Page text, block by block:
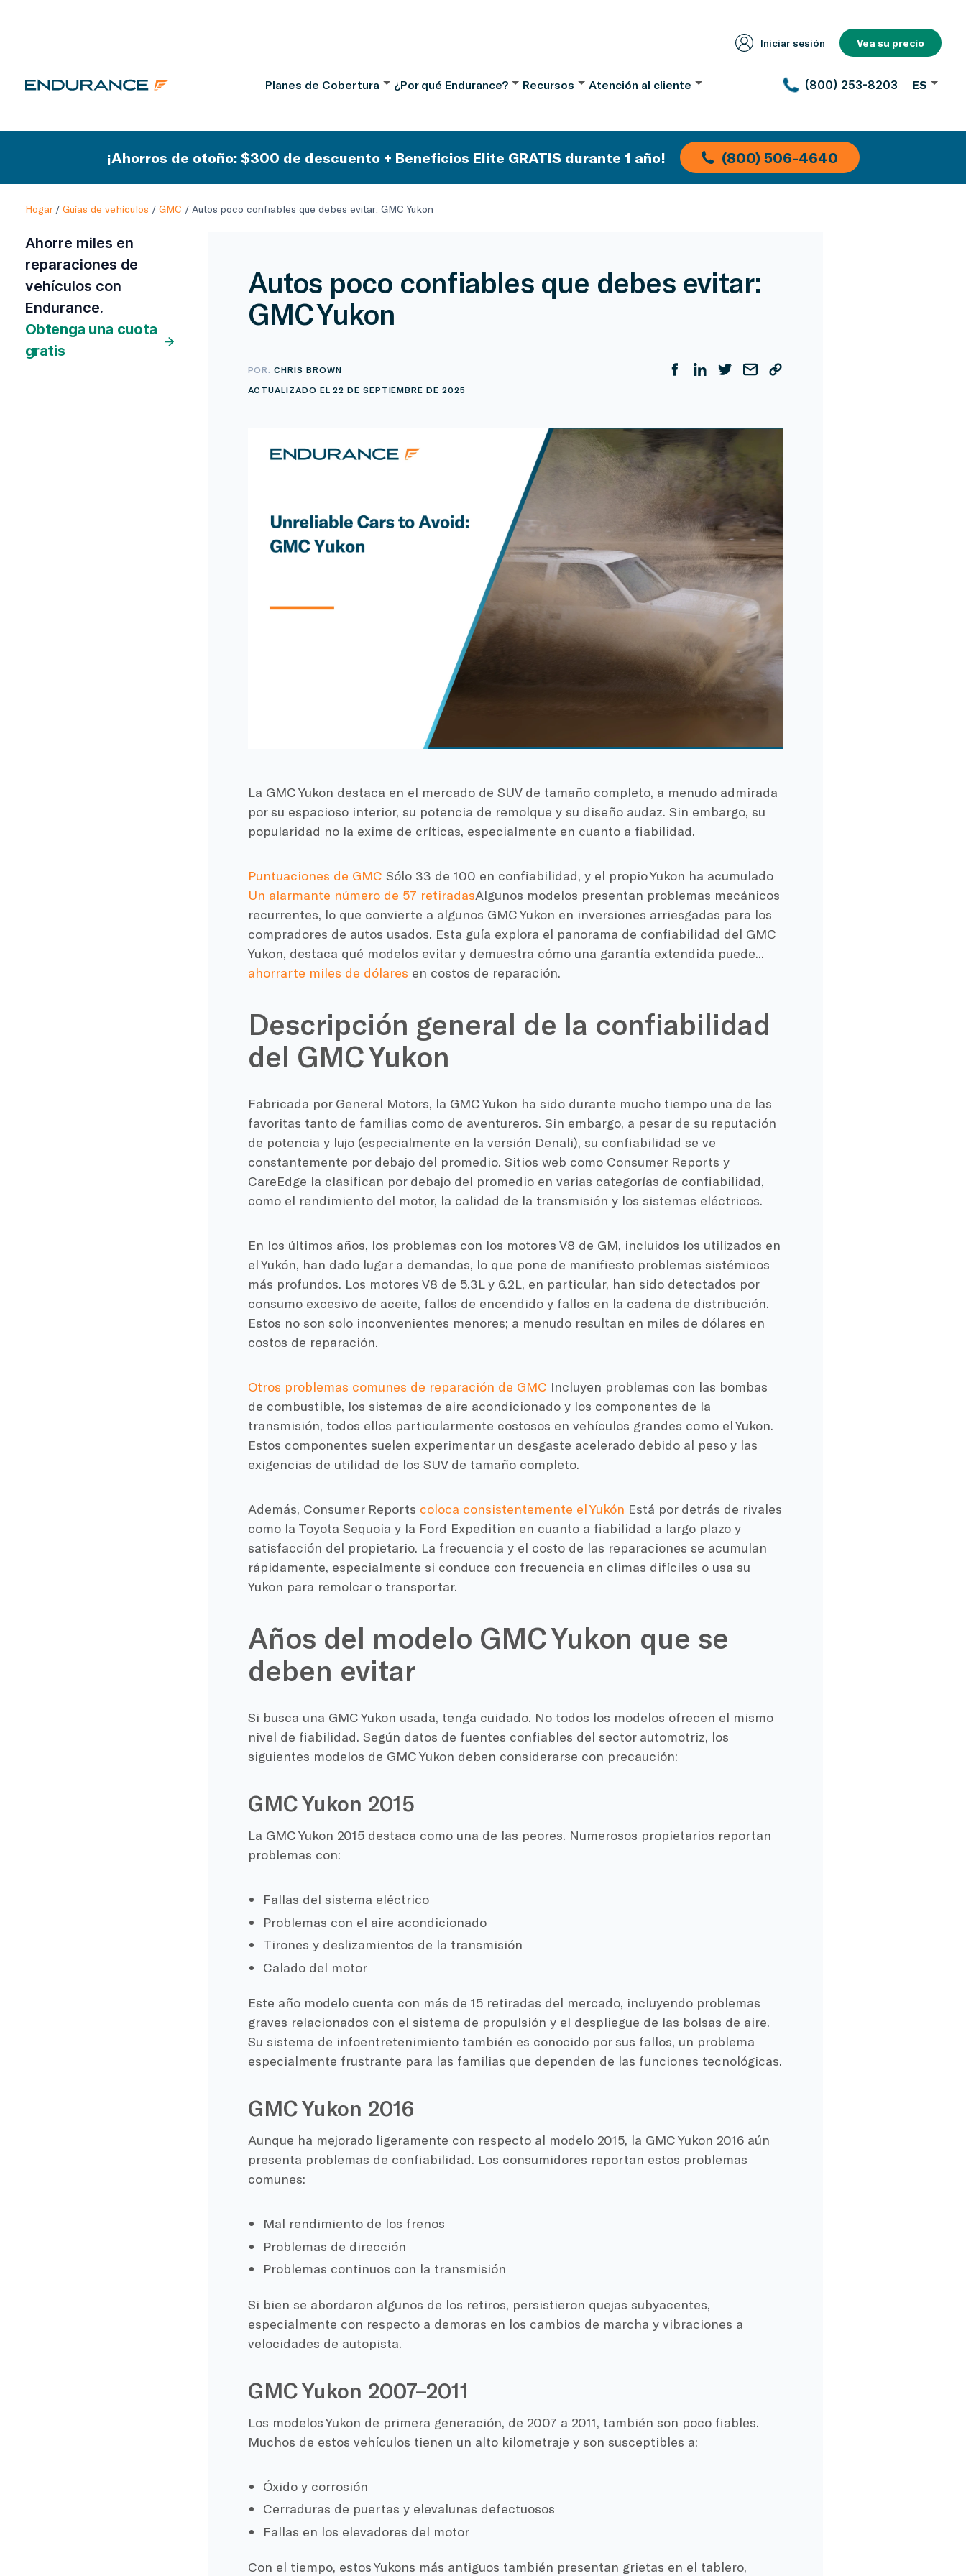
Iniciar sesión Vea su precio
Planes de Cobertura ¿Por qué Endurance? Recursos Atención al cliente (800) 253-8203 ES
¡Ahorros de otoño: $300 de descuento + Beneficios Elite GRATIS durante 1 año! (800) 506-4640
Hogar/ Guías de vehículos / GMC / Autos poco confiables que debes evitar: GMC Yukon
Ahorre miles en
reparaciones de
vehículos con
Endurance.
Obtenga una cuota
gratis
Autos poco confiables que debes evitar:
GMC Yukon
POR:CHRIS BROWN
ACTUALIZADO EL 22 DE SEPTIEMBRE DE 2025
La GMC Yukon destaca en el mercado de SUV de tamaño completo, a menudo admirada
por su espacioso interior, su potencia de remolque y su diseño audaz. Sin embargo, su
popularidad no la exime de críticas, especialmente en cuanto a fiabilidad.
Puntuaciones de GMC Sólo 33 de 100 en confiabilidad, y el propio Yukon ha acumulado
Un alarmante número de 57 retiradasAlgunos modelos presentan problemas mecánicos
recurrentes, lo que convierte a algunos GMC Yukon en inversiones arriesgadas para los
compradores de autos usados. Esta guía explora el panorama de confiabilidad del GMC
Yukon, destaca qué modelos evitar y demuestra cómo una garantía extendida puede...
ahorrarte miles de dólares en costos de reparación.
Descripción general de la confiabilidad
del GMC Yukon
Fabricada por General Motors, la GMC Yukon ha sido durante mucho tiempo una de las
favoritas tanto de familias como de aventureros. Sin embargo, a pesar de su reputación
de potencia y lujo (especialmente en la versión Denali), su confiabilidad se ve
constantemente por debajo del promedio. Sitios web como Consumer Reports y
CareEdge la clasifican por debajo del promedio en varias categorías de confiabilidad,
como el rendimiento del motor, la calidad de la transmisión y los sistemas eléctricos.
En los últimos años, los problemas con los motores V8 de GM, incluidos los utilizados en
el Yukón, han dado lugar a demandas, lo que pone de manifiesto problemas sistémicos
más profundos. Los motores V8 de 5.3L y 6.2L, en particular, han sido detectados por
consumo excesivo de aceite, fallos de encendido y fallos en la cadena de distribución.
Estos no son solo inconvenientes menores; a menudo resultan en miles de dólares en
costos de reparación.
Otros problemas comunes de reparación de GMC Incluyen problemas con las bombas
de combustible, los sistemas de aire acondicionado y los componentes de la
transmisión, todos ellos particularmente costosos en vehículos grandes como el Yukon.
Estos componentes suelen experimentar un desgaste acelerado debido al peso y las
exigencias de utilidad de los SUV de tamaño completo.
Además, Consumer Reports coloca consistentemente el Yukón Está por detrás de rivales
como la Toyota Sequoia y la Ford Expedition en cuanto a fiabilidad a largo plazo y
satisfacción del propietario. La frecuencia y el costo de las reparaciones se acumulan
rápidamente, especialmente si conduce con frecuencia en climas difíciles o usa su
Yukon para remolcar o transportar.
Años del modelo GMC Yukon que se
deben evitar
Si busca una GMC Yukon usada, tenga cuidado. No todos los modelos ofrecen el mismo
nivel de fiabilidad. Según datos de fuentes confiables del sector automotriz, los
siguientes modelos de GMC Yukon deben considerarse con precaución:
GMC Yukon 2015
La GMC Yukon 2015 destaca como una de las peores. Numerosos propietarios reportan
problemas con:
Fallas del sistema eléctrico
Problemas con el aire acondicionado
Tirones y deslizamientos de la transmisión
Calado del motor
Este año modelo cuenta con más de 15 retiradas del mercado, incluyendo problemas
graves relacionados con el sistema de propulsión y el despliegue de las bolsas de aire.
Su sistema de infoentretenimiento también es conocido por sus fallos, un problema
especialmente frustrante para las familias que dependen de las funciones tecnológicas.
GMC Yukon 2016
Aunque ha mejorado ligeramente con respecto al modelo 2015, la GMC Yukon 2016 aún
presenta problemas de confiabilidad. Los consumidores reportan estos problemas
comunes:
Mal rendimiento de los frenos
Problemas de dirección
Problemas continuos con la transmisión
Si bien se abordaron algunos de los retiros, persistieron quejas subyacentes,
especialmente con respecto a demoras en los cambios de marcha y vibraciones a
velocidades de autopista.
GMC Yukon 2007–2011
Los modelos Yukon de primera generación, de 2007 a 2011, también son poco fiables.
Muchos de estos vehículos tienen un alto kilometraje y son susceptibles a:
Óxido y corrosión
Cerraduras de puertas y elevalunas defectuosos
Fallas en los elevadores del motor
Con el tiempo, estos Yukons más antiguos también presentan grietas en el tablero,